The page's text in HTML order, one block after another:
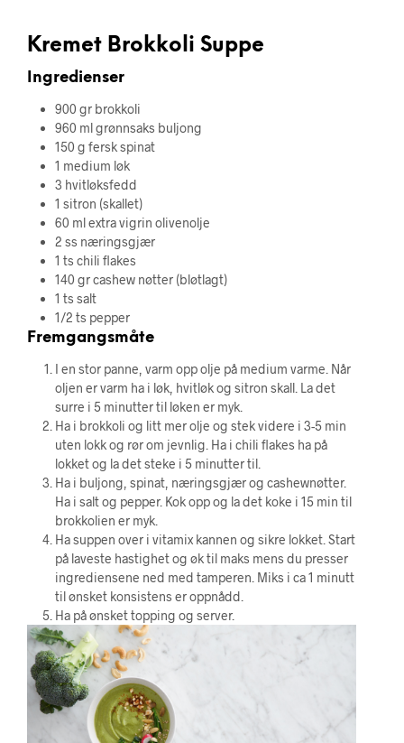
Kremet Brokkoli Suppe
Ingredienser
900 gr brokkoli
960 ml grønnsaks buljong
150 g fersk spinat
1 medium løk
3 hvitløksfedd
1 sitron (skallet)
60 ml extra vigrin olivenolje
2 ss næringsgjær
1 ts chili flakes
140 gr cashew nøtter (bløtlagt)
1 ts salt
1/2 ts pepper
Fremgangsmåte
I en stor panne, varm opp olje på medium varme. Når
oljen er varm ha i løk, hvitløk og sitron skall. La det
surre i 5 minutter til løken er myk.
Ha i brokkoli og litt mer olje og stek videre i 3-5 min
uten lokk og rør om jevnlig. Ha i chili flakes ha på
lokket og la det steke i 5 minutter til.
Ha i buljong, spinat, næringsgjær og cashewnøtter.
Ha i salt og pepper. Kok opp og la det koke i 15 min til
brokkolien er myk.
Ha suppen over i vitamix kannen og sikre lokket. Start
på laveste hastighet og øk til maks mens du presser
ingrediensene ned med tamperen. Miks i ca 1 minutt
til ønsket konsistens er oppnådd.
Ha på ønsket topping og server.